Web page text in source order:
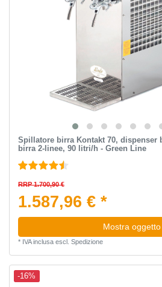
Spillatore birra Kontakt 70, dispenser
birra 2-linee, 90 litri/h - Green Line
RRP 1.700,90 €
1.587,96 € *
Mostra oggetto
* IVA inclusaescl. Spedizione
-16%